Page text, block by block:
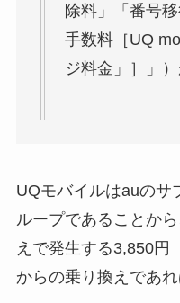
除料」「番号
手数料［UQ
ジ料金」］」
UQモバイルはauのサ
ループであることか
えで発生する3,850円
からの乗り換えであ